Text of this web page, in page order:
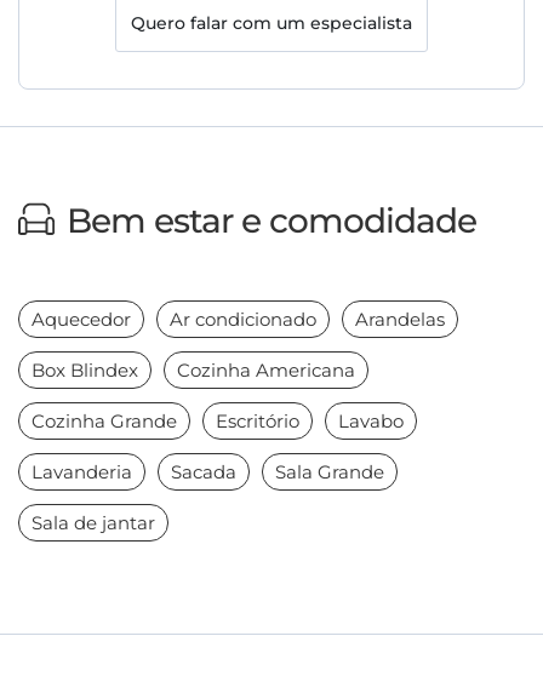
Quero falar com um especialista
Bem estar e comodidade
Aquecedor Ar condicionado Arandelas
Box Blindex Cozinha Americana
Cozinha Grande Escritório Lavabo
Lavanderia Sacada Sala Grande
Sala de jantar